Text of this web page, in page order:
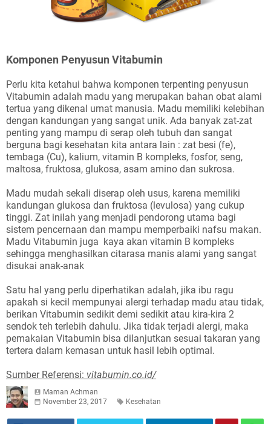
Komponen Penyusun Vitabumin
Perlu kita ketahui bahwa komponen terpenting penyusun
Vitabumin adalah madu yang merupakan bahan obat alami
tertua yang dikenal umat manusia. Madu memiliki kelebihan
dengan kandungan yang sangat unik. Ada banyak zat-zat
penting yang mampu di serap oleh tubuh dan sangat
berguna bagi kesehatan kita antara lain : zat besi (fe),
tembaga (Cu), kalium, vitamin B kompleks, fosfor, seng,
maltosa, fruktosa, glukosa, asam amino dan sukrosa.
Madu mudah sekali diserap oleh usus, karena memiliki
kandungan glukosa dan fruktosa (levulosa) yang cukup
tinggi. Zat inilah yang menjadi pendorong utama bagi
sistem pencernaan dan mampu memperbaiki nafsu makan.
Madu Vitabumin juga kaya akan vitamin B kompleks
sehingga menghasilkan citarasa manis alami yang sangat
disukai anak-anak
Satu hal yang perlu diperhatikan adalah, jika ibu ragu
apakah si kecil mempunyai alergi terhadap madu atau tidak,
berikan Vitabumin sedikit demi sedikit atau kira-kira 2
sendok teh terlebih dahulu. Jika tidak terjadi alergi, maka
pemakaian Vitabumin bisa dilanjutkan sesuai takaran yang
tertera dalam kemasan untuk hasil lebih optimal.
Sumber Referensi: vitabumin.co.id/
Maman Achman
November 23, 2017
Kesehatan